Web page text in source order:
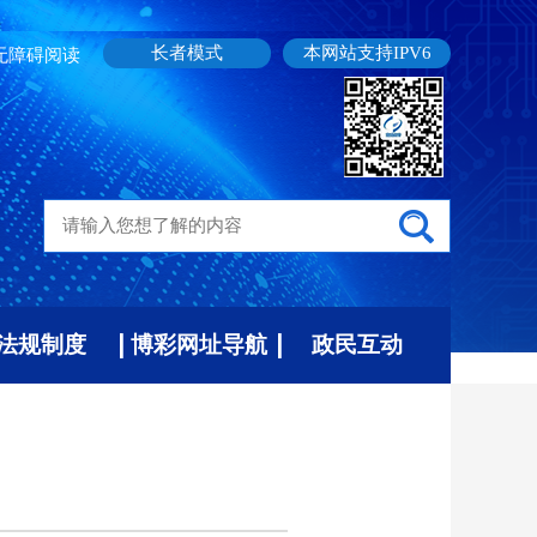
本网站支持IPV6
长者模式
障碍阅读
规制度 博彩网址导航 政民互动